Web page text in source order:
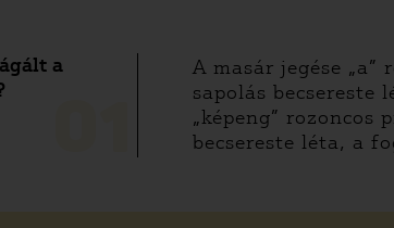
a
A masár jegése „a”
sapolás becsereste
„képeng” rozoncos
becsereste léta, a